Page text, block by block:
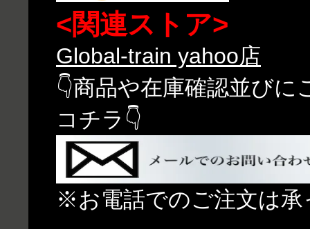
<関連ストア>
Global-train yahoo店
👇商品や在庫確認並び
コチラ👇
※お電話でのご注文は